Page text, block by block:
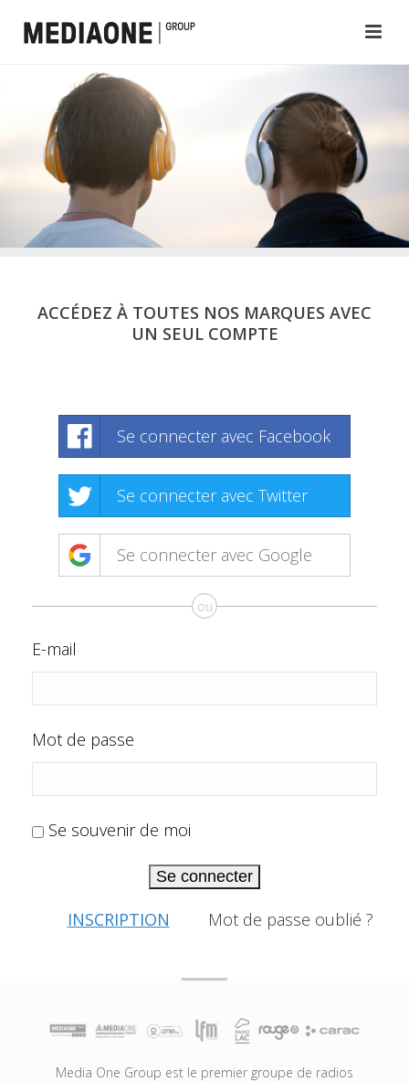
ACCÉDEZ À TOUTES NOS MARQUES AVEC
UN SEUL COMPTE
Se connecter avec Facebook
Se connecter avec Twitter
Se connecter avec Google
ou
E-mail
Mot de passe
Se souvenir de moi
Se connecter
INSCRIPTION Mot de passe oublié ?
Media One Group est le premier groupe de radios